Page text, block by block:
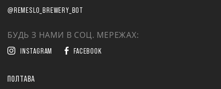
@REMESLO_BREWERY_BOT
БУДЬ З НАМИ В СОЦ. МЕРЕЖАХ:
INSTAGRAM FACEBOOK
ПОЛТАВА